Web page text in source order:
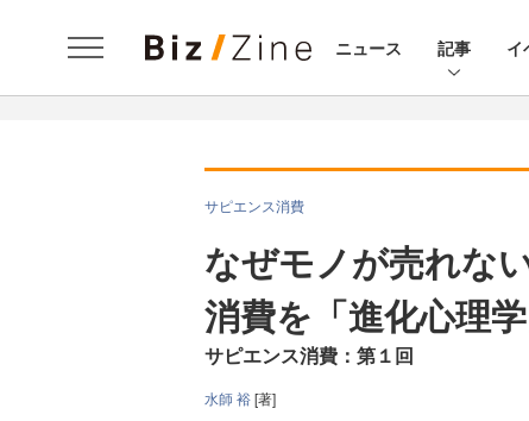
ニュース 記事 イ
サピエンス消費
なぜモノが売れな
消費を「進化心理
サピエンス消費：第１回
水師 裕[著]